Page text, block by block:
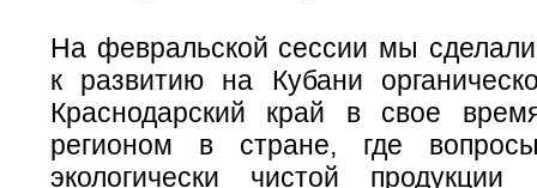
На февральской сессии мы
к развитию на Кубани
Краснодарский край в свое
регионом в стране, где вопросы
экологически чистой